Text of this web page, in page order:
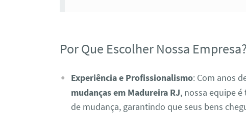
Por Que Escolher Nossa Empresa?
Experiência e Profissionalismo: Com anos
mudanças em Madureira RJ, nossa equipe
de mudança, garantindo que seus bens